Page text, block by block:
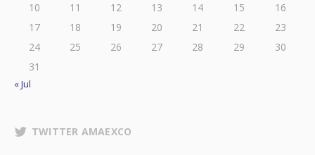
10
11 12 13 14 15
16
17
18 19 20 21 22
23
24
25 26 27 28 29
30
31
« Jul
TWITTER AMAEXCO